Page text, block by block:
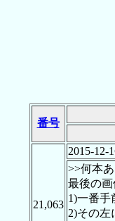
番号
21,063
2015-12-
>>何本
最後の画
1)一番手
2)その左